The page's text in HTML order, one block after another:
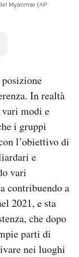
Myanmar (AP
In realtà
modi e
i gruppi
l’obiettivo di
e
vari
contribuendo a
2021, e sta
che dopo
parti di
nei luoghi